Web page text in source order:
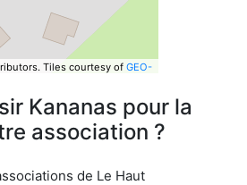
Tiles courtesy of GEO-
Kananas pour la
association ?
de Le Haut